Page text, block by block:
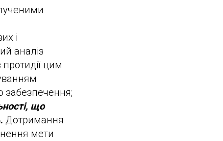
і
аналіз
протидії цим
забезпечення;
що
Дотримання
мети